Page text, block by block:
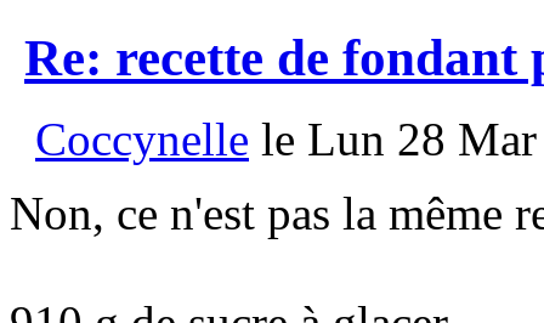
Re: recette de fondant
Coccynelle le Lun 28
Non, ce n'est pas la même